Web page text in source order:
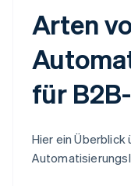
Arten
für
Hier ein